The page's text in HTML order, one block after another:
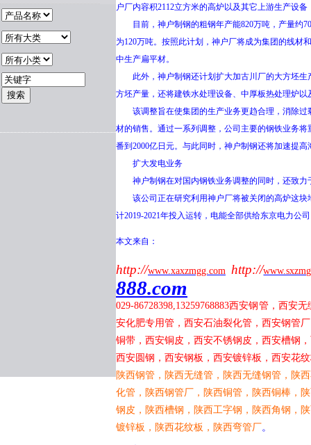
户厂内容积2112立方米的高炉以及其它上游生产设
目前，神户制钢的粗钢年产能820万吨，产量约
为120万吨。按照此计划，神户厂将成为集团的线材
中生产扁平材。
此外，神户制钢还计划扩大加古川厂的大方坯生
方坯产量，还将建铁水处理设备、中厚板热处理炉
该调整旨在使集团的生产业务更趋合理，消除过
材的销售。通过一系列调整，公司主要的钢铁业务将
番到2000亿日元。与此同时，神户制钢还将加速提
扩大发电业务
神户制钢在对国内钢铁业务调整的同时，还致力
该公司正在研究利用神户厂将被关闭的高炉这块
计2019-2021年投入运转，电能全部供给东京电力公
本文来自：
http://www.xaxzmgg.com http://
888.com
029-86728398,13259768883西安钢管，西安无
安化肥专用管，西安石油裂化管，西安钢管
铜带，西安铜皮，西安不锈钢皮，西安槽钢
西安圆钢，西安钢板，西安镀锌板，西安花
陕西钢管，陕西无缝管，陕西无缝钢管，陕
化管，陕西钢管厂，陕西铜管，陕西铜棒，
钢皮，陕西槽钢，陕西工字钢，陕西角钢，
镀锌板，陕西花纹板，陕西弯管厂。